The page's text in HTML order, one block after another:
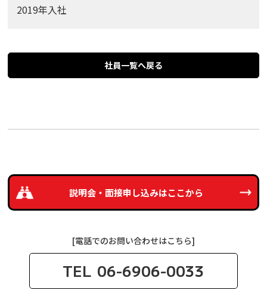
2019年入社
社員一覧へ戻る
説明会・面接申し込みはここから
[電話でのお問い合わせはこちら]
TEL 06-6906-0033